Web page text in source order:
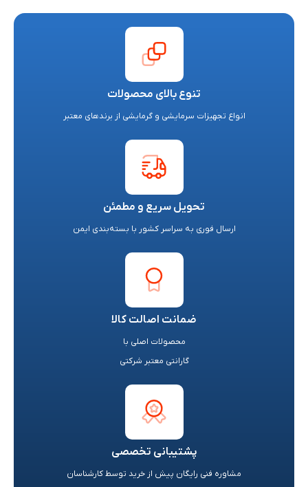
تنوع بالای محصولات
انواع تجهیزات سرمایشی و گرمایشی از برندهای معتبر
تحویل سریع و مطمئن
ارسال فوری به سراسر کشور با بسته‌بندی ایمن
ضمانت اصالت کالا
محصولات اصلی با
گارانتی معتبر شرکتی
پشتیبانی تخصصی
مشاوره فنی رایگان پیش از خرید توسط کارشناسان